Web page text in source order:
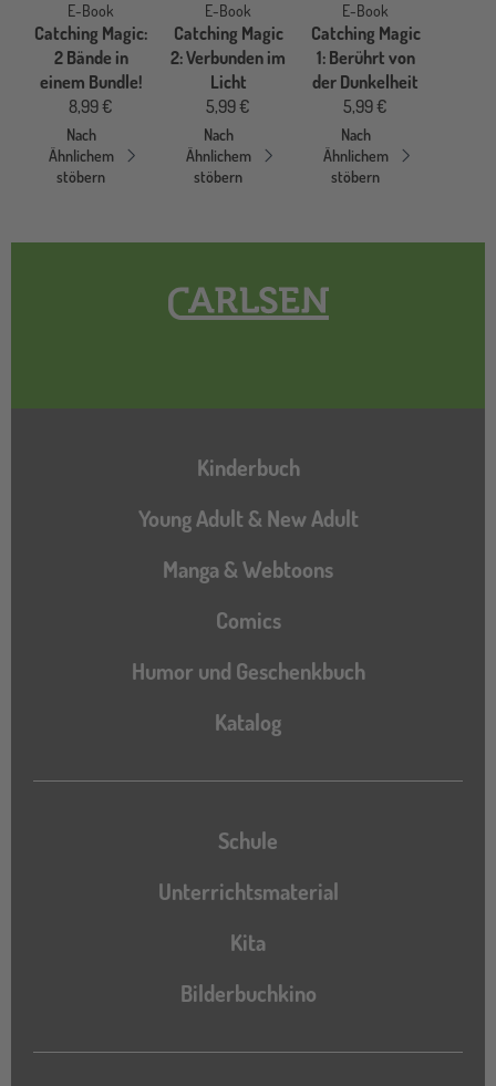
E-Book
Catching Magic:
2 Bände in
einem Bundle!
8,99 €
Nach
Ähnlichem
stöbern
E-Book
Catching Magic
2: Verbunden im
Licht
5,99 €
Nach
Ähnlichem
stöbern
E-Book
Catching Magic
1: Berührt von
der Dunkelheit
5,99 €
Nach
Ähnlichem
stöbern
Hauptnavigation
Kinderbuch
Young Adult & New Adult
Manga & Webtoons
Comics
Humor und Geschenkbuch
Katalog
Katalog
Schule
Unterrichtsmaterial
Kita
Bilderbuchkino